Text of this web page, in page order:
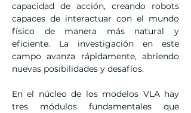
capacidad de acción, creando robots
capaces de interactuar con el mundo
físico de manera más natural y
eficiente. La investigación en este
campo avanza rápidamente, abriendo
nuevas posibilidades y desafíos.
En el núcleo de los modelos VLA hay
tres módulos fundamentales que